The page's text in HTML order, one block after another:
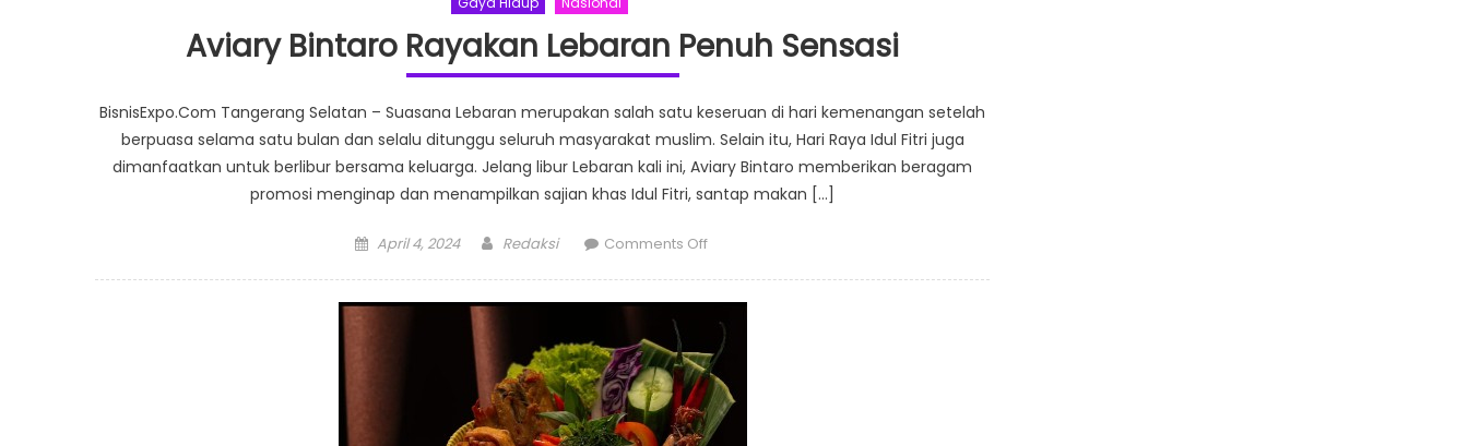
Aviary Bintaro Rayakan Lebaran Penuh Sensasi
BisnisExpo.Com Tangerang Selatan – Suasana Lebaran merupakan salah satu keseruan di hari kemenangan setelah
berpuasa selama satu bulan dan selalu ditunggu seluruh masyarakat muslim. Selain itu, Hari Raya Idul Fitri juga
dimanfaatkan untuk berlibur bersama keluarga. Jelang libur Lebaran kali ini, Aviary Bintaro memberikan beragam
promosi menginap dan menampilkan sajian khas Idul Fitri, santap makan […]
Posted
April 4, 2024 Author
Redaksi Comments Offon
Rayakan
Lebaran
Penuh
Sensasi